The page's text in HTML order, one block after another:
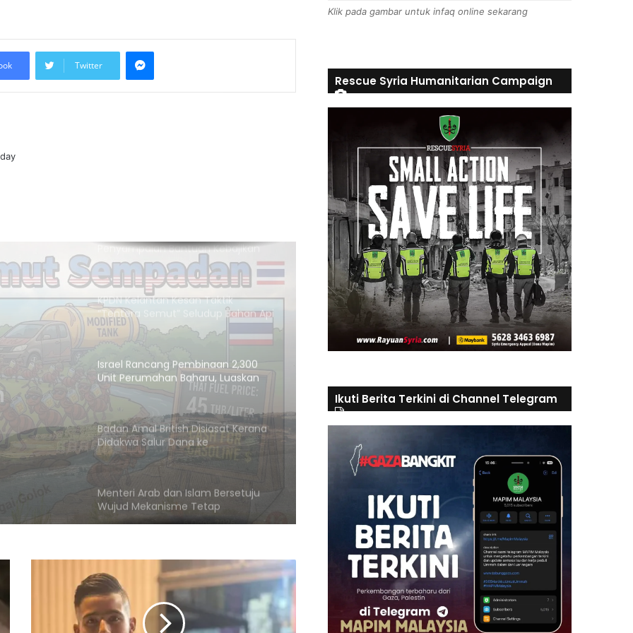
Twitter
Hadkan Laluan Bantuan ke Gaza
Keputusan Mahkamah Jerman
Lindungi Kritikan Terhadap Israel Uji
KPDN Kelantan Kesan Taktik
“Tentera Semut” Seludup Bahan Api
Bersubsidi di Sempadan
Israel Rancang Pembinaan 2,300
Penempatan Haram di
Baitulmaqdis Timur
Badan Amal British Disiasat Kerana
Didakwa Salur Dana ke
Penempatan Haram Israel
Menteri Arab dan Islam Bersetuju
Wujud Mekanisme Tetap
Dokumentasi Pelanggaran Israel di
Baitulmaqdis Timur
Tangani Pelanggaran Israel di Al-
Aqsa
Kadar Emigrasi Israel Capai Rekod
Tertinggi, Hampir 270,000
Penduduk Berpindah Keluar
Klik pada gambar untuk infaq online sekarang
Rescue Syria Humanitarian Campaign
Ikuti Berita Terkini di Channel Telegram